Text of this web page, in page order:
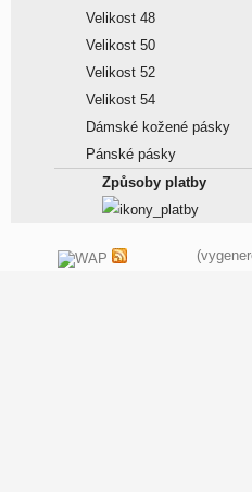
Velikost 48
Velikost 50
Velikost 52
Velikost 54
Dámské kožené pásky
Pánské pásky
Způsoby platby